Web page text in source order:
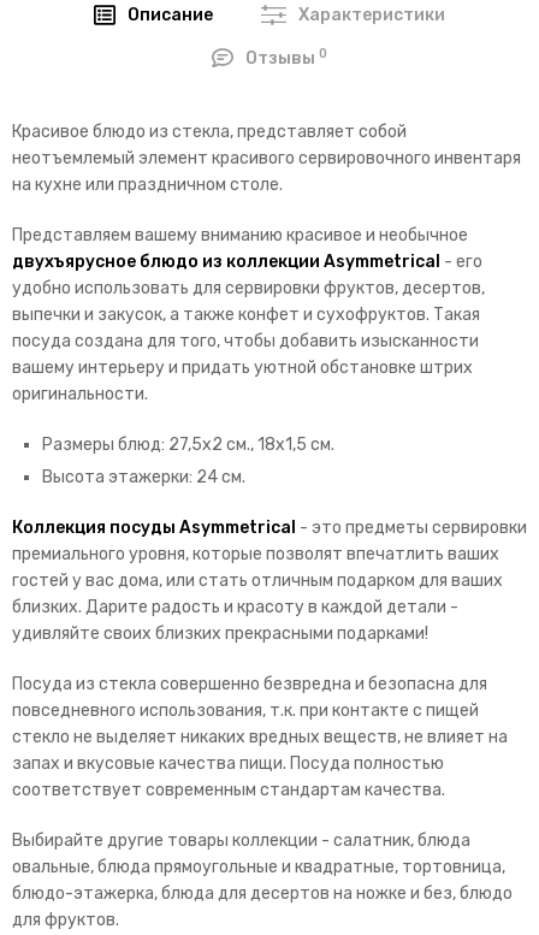
Описание Характеристики
Отзывы0
Красивое блюдо из стекла, представляет собой
неотъемлемый элемент красивого сервировочного инвентаря
на кухне или праздничном столе.
Представляем вашему вниманию красивое и необычное
двухъярусное блюдо из коллекции Asymmetrical - его
удобно использовать для сервировки фруктов, десертов,
выпечки и закусок, а также конфет и сухофруктов. Такая
посуда создана для того, чтобы добавить изысканности
вашему интерьеру и придать уютной обстановке штрих
оригинальности.
Размеры блюд: 27,5х2 см., 18х1,5 см.
Высота этажерки: 24 см.
Коллекция посуды Asymmetrical - это предметы сервировки
премиального уровня, которые позволят впечатлить ваших
гостей у вас дома, или стать отличным подарком для ваших
близких. Дарите радость и красоту в каждой детали -
удивляйте своих близких прекрасными подарками!
Посуда из стекла совершенно безвредна и безопасна для
повседневного использования, т.к. при контакте с пищей
стекло не выделяет никаких вредных веществ, не влияет на
запах и вкусовые качества пищи. Посуда полностью
соответствует современным стандартам качества.
Выбирайте другие товары коллекции - салатник, блюда
овальные, блюда прямоугольные и квадратные, тортовница,
блюдо-этажерка, блюда для десертов на ножке и без, блюдо
для фруктов.